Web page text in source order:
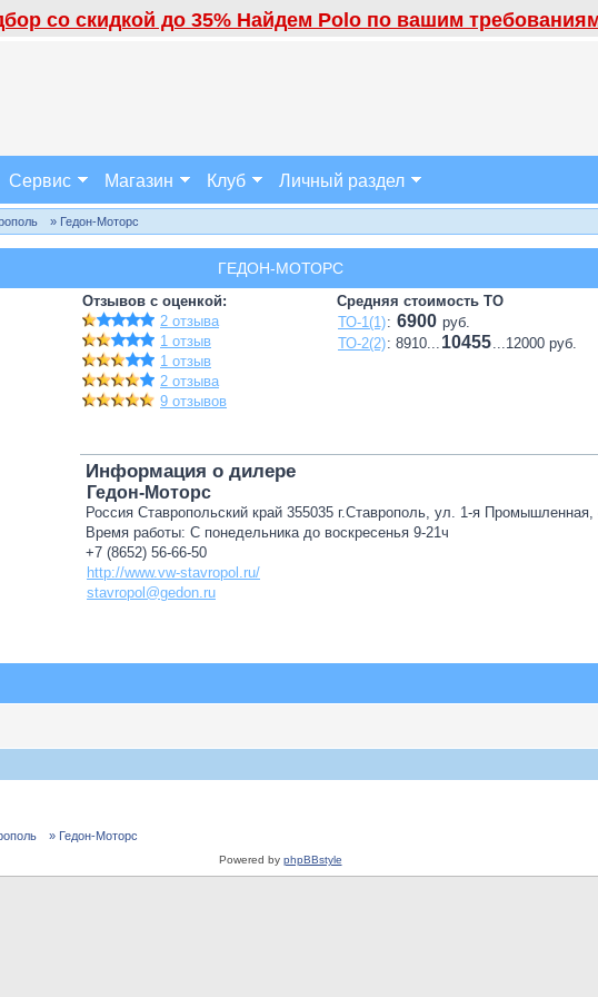
со скидкой до 35% Найдем Polo по вашим
Сервис Магазин Клуб Личный раздел
» Гедон-Моторс
ГЕДОН-МОТОРС
Отзывов с оценкой:
2 отзыва
1 отзыв
1 отзыв
2 отзыва
9 отзывов
Средняя стоимость ТО
ТО-1(1): 6900 руб.
ТО-2(2): 8910... 10455...12000 руб.
Информация о дилере
Гедон-Моторс
Россия Ставропольский край 355035 г.Ставрополь, ул. 1-я Промышленная,
Время работы: С понедельника до воскресенья 9-21ч
+7 (8652) 56-66-50
http://www.vw-stavropol.ru/
stavropol@gedon.ru
» Гедон-Моторс
Powered by phpBBstyle